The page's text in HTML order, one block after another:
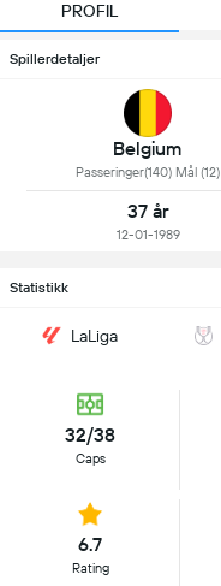
PROFIL
Spillerdetaljer
Belgium
Passeringer(140) Mål (12)
37 år
12-01-1989
Statistikk
LaLiga
32/38
Caps
6.7
Rating